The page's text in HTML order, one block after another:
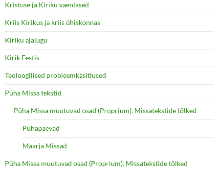
Kristuse ja Kiriku vaenlased
Kriis Kirikus ja kriis ühiskonnas
Kiriku ajalugu
Kirik Eestis
Teoloogilised probleemkäsitlused
Püha Missa tekstid
Püha Missa muutuvad osad (Proprium). Missatekstide tõlked
Pühapäevad
Maarja Missad
Püha Missa muutuvad osad (Proprium). Missatekstide tõlked